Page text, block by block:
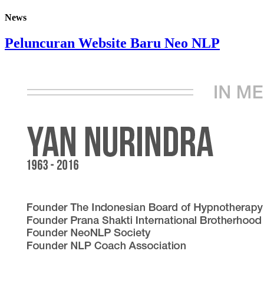
News
Peluncuran Website Baru Neo NLP